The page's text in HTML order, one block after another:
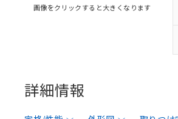
画像をクリックすると大きくなります
詳細情報